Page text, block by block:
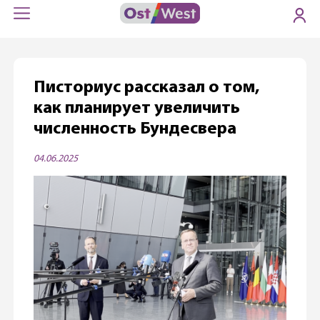
Писториус рассказал о том,
как планирует увеличить
численность Бундесвера
04.06.2025